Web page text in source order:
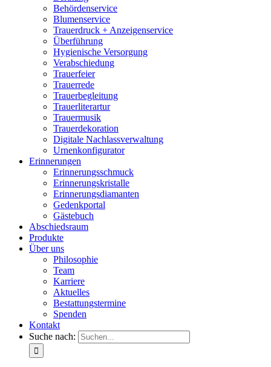
Behördenservice
Blumenservice
Trauerdruck + Anzeigenservice
Überführung
Hygienische Versorgung
Verabschiedung
Trauerfeier
Trauerrede
Trauerbegleitung
Trauerliterartur
Trauermusik
Trauerdekoration
Digitale Nachlassverwaltung
Urnenkonfigurator
Erinnerungen
Erinnerungsschmuck
Erinnerungskristalle
Erinnerungsdiamanten
Gedenkportal
Gästebuch
Abschiedsraum
Produkte
Über uns
Philosophie
Team
Karriere
Aktuelles
Bestattungstermine
Spenden
Kontakt
Suche nach: